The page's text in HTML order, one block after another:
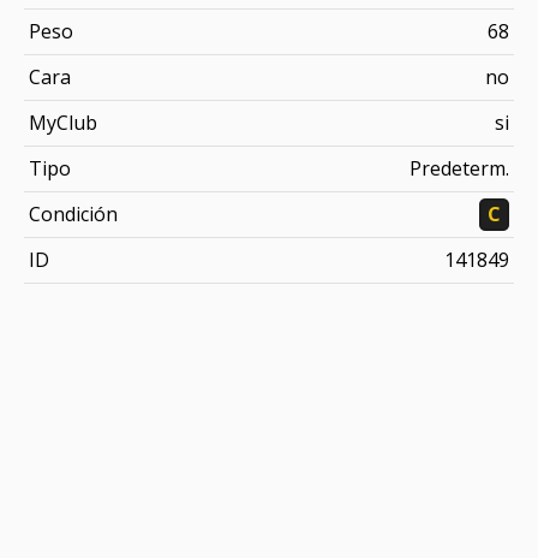
Peso
68
Cara
no
MyClub
si
Tipo
Predeterm.
Condición
C
ID
141849